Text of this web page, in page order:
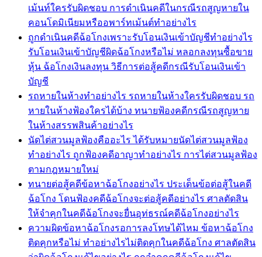
เม้นท์ใครรับผิดชอบ การดำเนินคดีในกรณีรถสูญหายใน
คอนโดมิเนียมหรืออพาร์ทเม้นต์ทำอย่างไร
ถูกดำเนินคดีฉ้อโกงเพราะรับโอนเงินเข้าบัญชีทำอย่างไร
รับโอนเงินเข้าบัญชีผิดฉ้อโกงหรือไม่ หลอกลงทุนซื้อขาย
หุ้น ฉ้อโกงเงินลงทุน วิธีการต่อสู้คดีกรณีรับโอนเงินเข้า
บัญชี
รถหายในห้างทำอย่างไร รถหายในห้างใครรับผิดชอบ รถ
หายในห้างฟ้องใครได้บ้าง ทนายฟ้องคดีกรณีรถสูญหาย
ในห้างสรรพสินค้าอย่างไร
นัดไต่สวนมูลฟ้องคืออะไร ได้รับหมายนัดไต่สวนมูลฟ้อง
ทำอย่างไร ถูกฟ้องคดีอาญาทำอย่างไร การไต่สวนมูลฟ้อง
ตามกฎหมายใหม่
ทนายต่อสู้คดีข้อหาฉ้อโกงอย่างไร ประเด็นข้อต่อสู้ในคดี
ฉ้อโกง โดนฟ้องคดีฉ้อโกงจะต่อสู้คดีอย่างไร ศาลตัดสิน
ให้จำคุกในคดีฉ้อโกงจะยื่นอุท่ธรณ์คดีฉ้อโกงอย่างไร
ความผิดข้อหาฉ้อโกงรอการลงโทษได้ไหม ข้อหาฉ้อโกง
ติดคุกหรือไม่ ทำอย่างไรไม่ติดคุกในคดีฉ้อโกง ศาลตัดสิน